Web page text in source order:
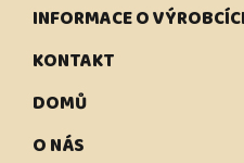
INFORMACE O
KONTAKT
DOMŮ
O NÁS